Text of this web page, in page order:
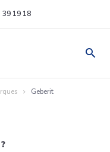
39 19 18
Geberit